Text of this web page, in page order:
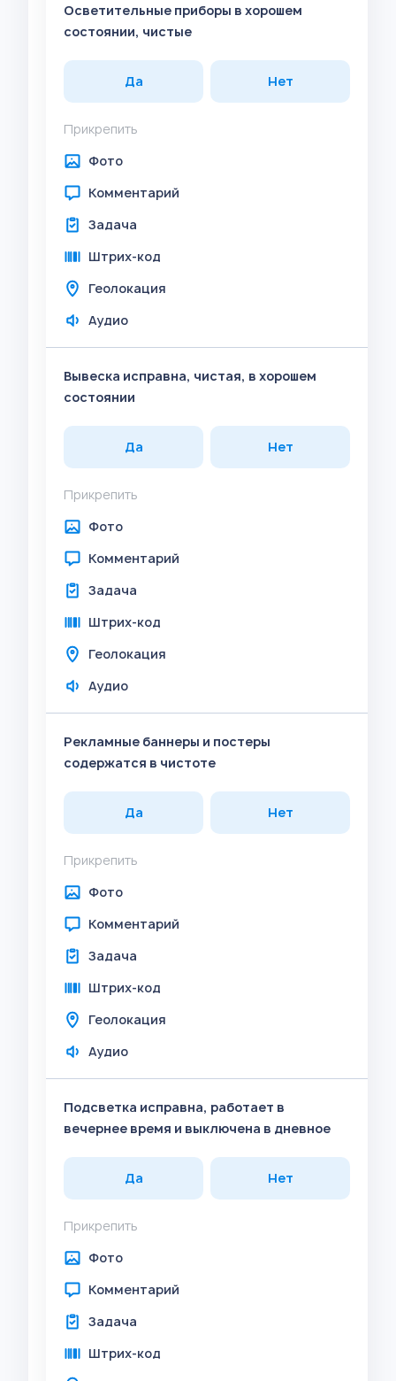
Осветительные приборы в хорошем
состоянии, чистые
Да Нет
Прикрепить
Фото
Комментарий
Задача
Штрих-код
Геолокация
Аудио
Вывеска исправна, чистая, в хорошем
состоянии
Да Нет
Прикрепить
Фото
Комментарий
Задача
Штрих-код
Геолокация
Аудио
Рекламные баннеры и постеры
содержатся в чистоте
Да Нет
Прикрепить
Фото
Комментарий
Задача
Штрих-код
Геолокация
Аудио
Подсветка исправна, работает в
вечернее время и выключена в дневное
Да Нет
Прикрепить
Фото
Комментарий
Задача
Штрих-код